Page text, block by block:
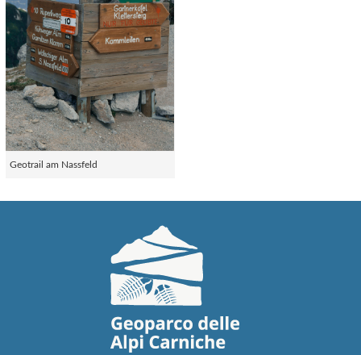
Geotrail am Nassfeld